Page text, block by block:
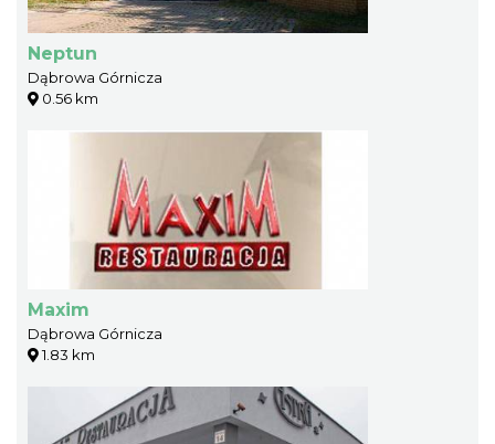
Neptun
Dąbrowa Górnicza
0.56 km
Maxim
Dąbrowa Górnicza
1.83 km